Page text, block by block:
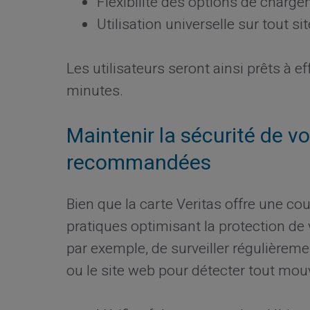
Utilisation universelle sur tout
Les utilisateurs seront ainsi prêts à
minutes.
Maintenir la sécurité de
recommandées
Bien que la carte Veritas offre une
pratiques optimisant la protection de
par exemple, de surveiller
ou le site web pour détecter tout